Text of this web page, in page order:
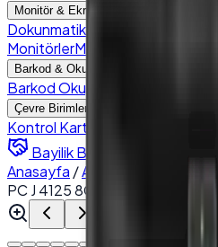
Monitör & Ekran
Dokunmatik Monitör
MonitörlerMüşteri Ekranları
Barkod & Okuyucu
Barkod Okuyucu
Çevre Birimleri
Kontrol Kartları
Bayilik Başvurusu
Anasayfa /All in One PC
PC J 4125 8GB DDR4 128GB